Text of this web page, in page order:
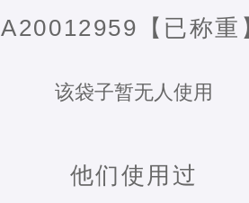
A20012959【已称重
该袋子暂无人使用
他们使用过